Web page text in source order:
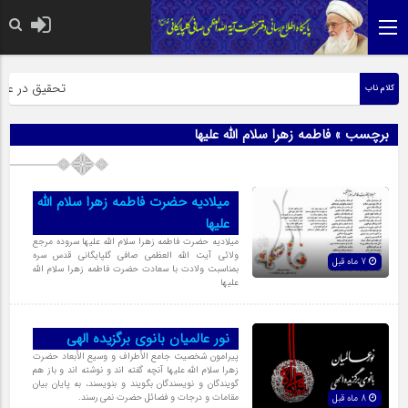
کلام ناب تحقیق در
برچسب » فاطمه زهرا سلام الله علیها
میلادیه حضرت فاطمه زهرا سلام الله
علیها
میلادیه حضرت فاطمه زهرا سلام الله علیها سروده مرجع
ولائی آیت الله العظمی صافی گلپایگانی قدس سره
بمناسبت ولادت با سعادت حضرت فاطمه زهرا سلام الله
علیها
نور عالمیان بانوی برگزیده الهی
پیرامون شخصیت جامع الأطراف و وسیع الأبعاد حضرت
زهرا سلام الله علیها آنچه گفته اند و نوشته اند و باز هم
گویندگان و نویسندگان بگویند و بنویسند، به پایان بیان
مقامات و درجات و فضائل حضرت نمی رسند.